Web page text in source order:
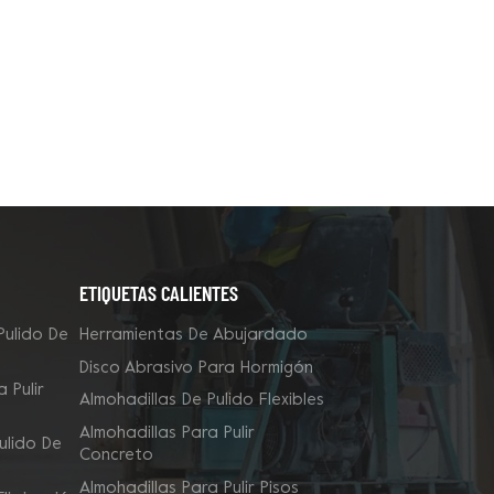
De
Pulir
De
ETIQUETAS CALIENTES
Herramientas De Abujardado
Disco Abrasivo Para Hormigón
Almohadillas De Pulido Flexibles
Almohadillas Para Pulir
Concreto
Almohadillas Para Pulir Pisos